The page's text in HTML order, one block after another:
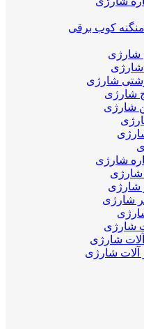
کوب برقی
شارژی
شارژی
شارژی
شارژی
شارژی
شارژی
شارژی
شارژی
شارژی
شارژی
آلات شارژی
آلات شارژی